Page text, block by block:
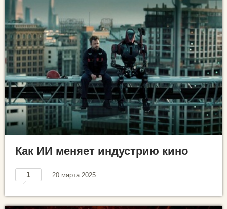
Как ИИ меняет индустрию кино
1 20 марта 2025